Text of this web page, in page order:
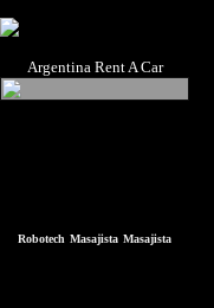
Argentina Rent A Car
Robotech Masajista Masajista